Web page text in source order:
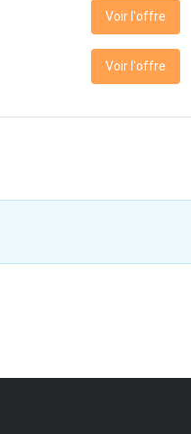
Voir l'offre
Voir l'offre